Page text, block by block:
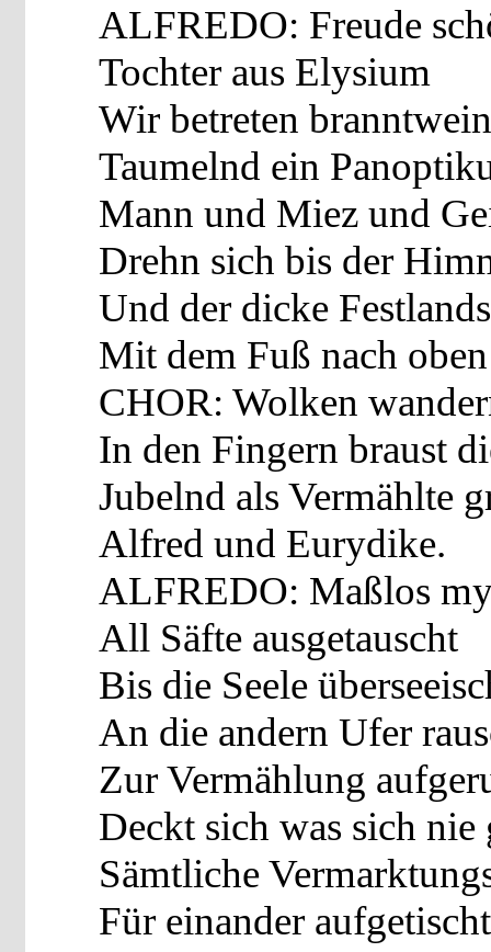
ALFREDO: Freude
Tochter aus Elysium
Wir betreten
Taumelnd ein
Mann und Miez und
Drehn sich bis der
Und der dicke
Mit dem Fuß nach
CHOR: Wolken
In den Fingern braust
Jubelnd als Vermählte
Alfred und Eurydike.
ALFREDO: Maßlos
All Säfte ausgetauscht
Bis die Seele
An die andern Ufer
Zur Vermählung
Deckt sich was sich nie
Sämtliche
Für einander